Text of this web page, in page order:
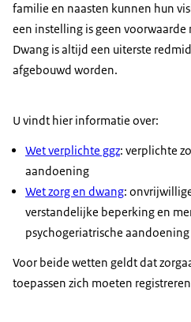
familie en naasten kunnen hun
een instelling is geen
Dwang is altijd een uiterste
afgebouwd worden.
U vindt hier informatie over:
Wet verplichte ggz: verplichte
aandoening
Wet zorg en dwang:
verstandelijke beperking en
psychogeriatrische
Voor beide wetten geldt dat
toepassen zich moeten